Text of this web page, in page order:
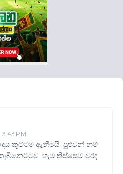
PM
කූට්ටම ඇනීමයි. පුළුවන් නම්
හැම තිස්සෙම වරද